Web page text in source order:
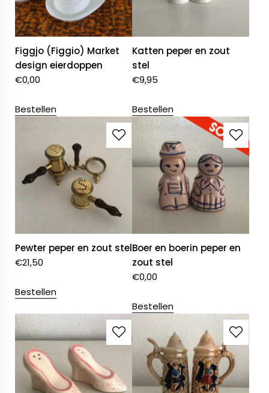
Figgjo (Figgio) Market
design eierdoppen
€0,00
Bestellen
Katten peper en zout
stel
€9,95
Bestellen
Pewter peper en zout stel
€21,50
Bestellen
Boer en boerin peper en
zout stel
€0,00
Bestellen